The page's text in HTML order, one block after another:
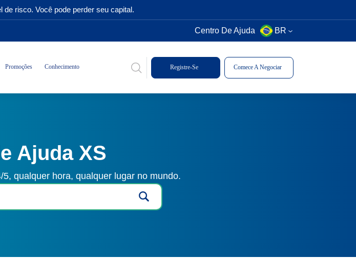
de risco. Você pode perder seu capital.
Centro De Ajuda BR
Promoções Conhecimento Registre-Se Comece A Negociar
Ajuda XS
qualquer hora, qualquer lugar no mundo.